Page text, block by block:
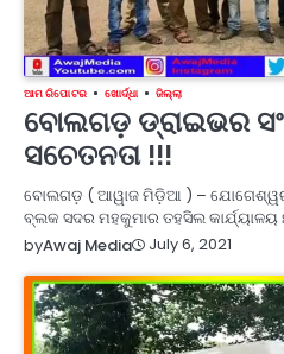
ଆମ ରିପୋଟର ଖୋର୍ଦ୍ଧା ଜିଲ୍ଲା
ବୋଲଗଡ଼ ଡ୍ରାଇଭର
ସଚେତନତା !!!
ବୋଲଗଡ଼ ( ଆୱାଜ ମିଡ଼ିଆ ) – ଯୋଗେଶ୍ୱର
ବ୍ଲକ ସଦର ମହକୁମାର ତହସିଲ
byAwaj Media July 6, 2021